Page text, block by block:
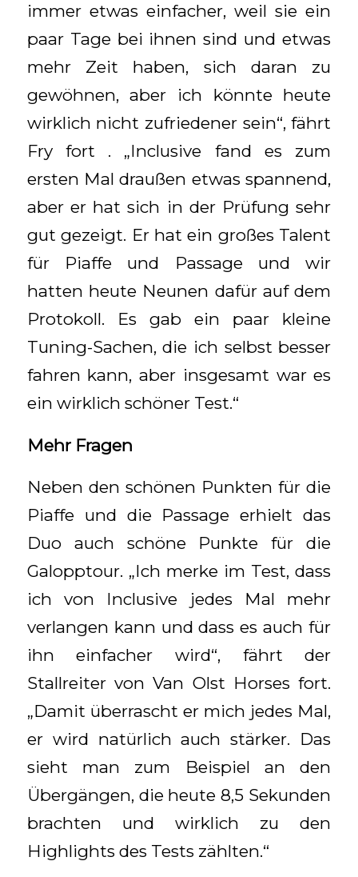
immer etwas einfacher, weil sie ein
paar Tage bei ihnen sind und etwas
mehr Zeit haben, sich daran zu
gewöhnen, aber ich könnte heute
wirklich nicht zufriedener sein“, fährt
Fry fort . „Inclusive fand es zum
ersten Mal draußen etwas spannend,
aber er hat sich in der Prüfung sehr
gut gezeigt. Er hat ein großes Talent
für Piaffe und Passage und wir
hatten heute Neunen dafür auf dem
Protokoll. Es gab ein paar kleine
Tuning-Sachen, die ich selbst besser
fahren kann, aber insgesamt war es
ein wirklich schöner Test.“
Mehr Fragen
Neben den schönen Punkten für die
Piaffe und die Passage erhielt das
Duo auch schöne Punkte für die
Galopptour. „Ich merke im Test, dass
ich von Inclusive jedes Mal mehr
verlangen kann und dass es auch für
ihn einfacher wird“, fährt der
Stallreiter von Van Olst Horses fort.
„Damit überrascht er mich jedes Mal,
er wird natürlich auch stärker. Das
sieht man zum Beispiel an den
Übergängen, die heute 8,5 Sekunden
brachten und wirklich zu den
Highlights des Tests zählten.“